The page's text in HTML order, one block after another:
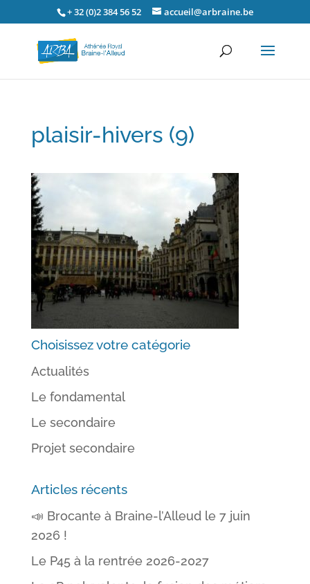
+ 32 (0)2 384 56 52 accueil@arbraine.be
plaisir-hivers (9)
Choisissez votre catégorie
Actualités
Le fondamental
Le secondaire
Projet secondaire
Articles récents
📣 Brocante à Braine-l’Alleud le 7 juin
2026 !
Le P45 à la rentrée 2026-2027